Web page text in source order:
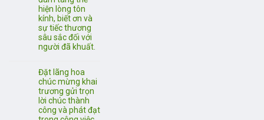
hiện lòng tôn
kính, biết ơn và
sự tiếc thương
sâu sắc đối với
người đã khuất.
Đặt lãng hoa
chúc mừng khai
trương gửi trọn
lời chúc thành
công và phát đạt